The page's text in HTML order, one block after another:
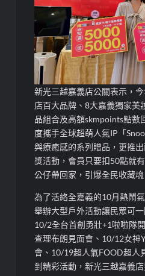
新光三越嘉義店公關表示 ，
店百大品牌、8大嘉義獨家美
品組合及高額skmpoints點數
度攜手全球超萌人氣IP「Snoo
與療癒感的系列贈品 ， 更推出
獎活動 ，會員只要扣50點就
公仔帶回家 ，引爆全民收藏魂
為了活絡全嘉義的10月熱鬧
舉辦大型戶外活動讓民眾可
10/2全台首創勇壯+1啦啦隊
查理布朗見面會 、 10/12女神
會 、 10/19超人氣FOOD超人
到精彩活動，新光三越嘉義